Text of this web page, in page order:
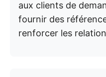
aux clients de
fournir des
renforcer les